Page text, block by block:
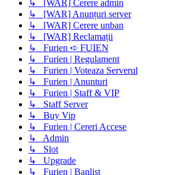
↳ [WAR] Cerere admin
↳ [WAR] Anunțuri server
↳ [WAR] Cerere unban
↳ [WAR] Reclamații
↳ Furien ➪ FUIEN
↳ Furien | Regulament
↳ Furien | Voteaza Serverul
↳ Furien | Anunturi
↳ Furien | Staff & VIP
↳ Staff Server
↳ Buy Vip
↳ Furien | Cereri Accese
↳ Admin
↳ Slot
↳ Upgrade
↳ Furien | Banlist